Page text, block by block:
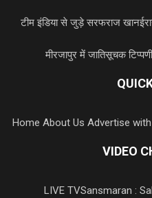
टीम इंडिया से जुड़े सरफराज खान
मीरजापुर में जातिसूचक
Home About Us Advertise
VIDEO
LIVE TVSansmaran :